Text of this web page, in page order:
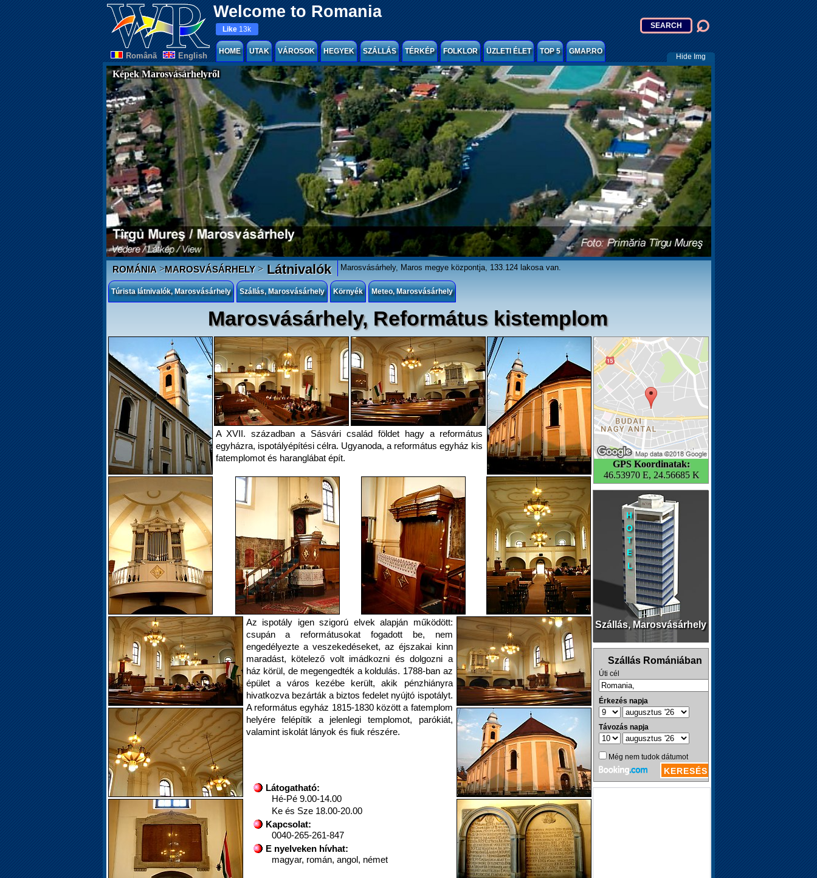
Welcome to Romania
Românã English
Like 13k
HOME UTAK VÁROSOK HEGYEK SZÁLLÁS TÉRKÉP FOLKLOR ÜZLETI ÉLET TOP 5 GMAP.RO
Hide Img
Képek Marosvásárhelyről
ROMÁNIA>MAROSVÁSÁRHELY>Látnivalók Marosvásárhely, Maros megye központja, 133.124 lakosa van.
Túrista látnivalók, Marosvásárhely Szállás, Marosvásárhely Környék Meteo, Marosvásárhely
Marosvásárhely, Református kistemplom
GPS Koordinatak:
46.53970 E, 24.56685 K
A XVII. században a Sásvári család földet hagy a református
egyházra, ispotályépítési célra. Ugyanoda, a református egyház kis
fatemplomot és haranglábat épít.
Az ispotály igen szigorú elvek alapján működött:
csupán a reformátusokat fogadott be, nem
engedélyezte a veszekedéseket, az éjszakai kinn
maradást, kötelező volt imádkozni és dolgozni a
ház körül, de megengedték a koldulás. 1788-ban az
épület a város kezébe került, akik pénzhiányra
hivatkozva bezárták a biztos fedelet nyújtó ispotályt.
A református egyház 1815-1830 között a fatemplom
helyére felépítik a jelenlegi templomot, parókiát,
valamint iskolát lányok és fiuk részére.
Látogatható:
Hé-Pé 9.00-14.00
Ke és Sze 18.00-20.00
Kapcsolat:
0040-265-261-847
E nyelveken hívhat:
magyar, román, angol, német
Szállás, Marosvásárhely